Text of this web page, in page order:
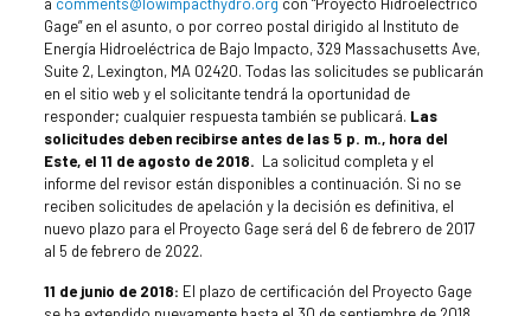
Gage” en el asunto, o por correo postal dirigido al Instituto de
Energía Hidroeléctrica de Bajo Impacto, 329 Massachusetts Ave,
Suite 2, Lexington, MA 02420. Todas las solicitudes se publicarán
en el sitio web y el solicitante tendrá la oportunidad de
responder; cualquier respuesta también se publicará. Las
solicitudes deben recibirse antes de las 5 p. m., hora del
Este, el 11 de agosto de 2018. La solicitud completa y el
informe del revisor están disponibles a continuación. Si no se
reciben solicitudes de apelación y la decisión es definitiva, el
nuevo plazo para el Proyecto Gage será del 6 de febrero de 2017
al 5 de febrero de 2022.
11 de junio de 2018: El plazo de certificación del Proyecto Gage